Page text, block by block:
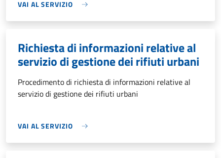
VAI AL SERVIZIO
Richiesta di informazioni relative al
servizio di gestione dei rifiuti urbani
Procedimento di richiesta di informazioni relative al
servizio di gestione dei rifiuti urbani
VAI AL SERVIZIO